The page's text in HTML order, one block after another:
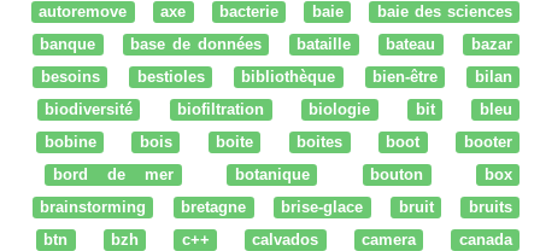
autoremove
axe bacterie baie
baie des sciences
banque
base de données bataille bateau
bazar
besoins
bestioles bibliothèque bien-être
bilan
biodiversité
biofiltration biologie bit
bleu
bobine
bois boite boites boot
booter
bord de mer
botanique bouton
box
brainstorming
bretagne brise-glace bruit
bruits
btn
bzh c++ calvados camera
canada